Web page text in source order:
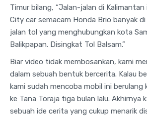
Timur bilang, “Jalan-jalan di Kalimantan
City car semacam Honda Brio banyak di
jalan tol yang menghubungkan kota
Balikpapan. Disingkat Tol Balsam.”
Biar video tidak membosankan, kami
dalam sebuah bentuk bercerita. Kalau
kami sudah mencoba mobil ini berulang
ke Tana Toraja tiga bulan lalu. Akhirnya
sebuah ide cerita yang cukup menarik